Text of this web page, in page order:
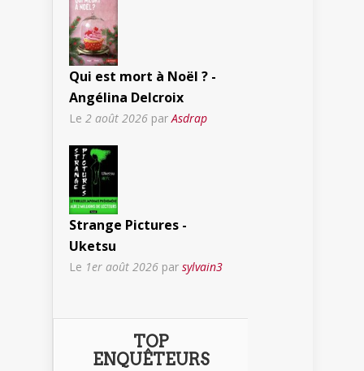
Qui est mort à Noël ? -
Angélina Delcroix
Le 2 août 2026 par Asdrap
Strange Pictures -
Uketsu
Le 1er août 2026 par sylvain3
TOP
ENQUÊTEURS